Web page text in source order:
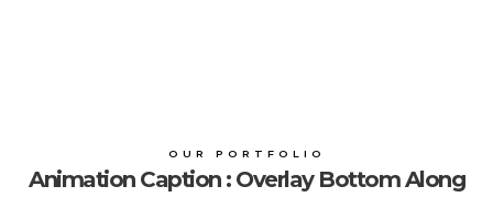
OUR PORTFOLIO
Animation Caption : Overlay Bottom Along